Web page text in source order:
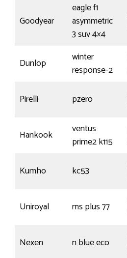
Goodyear
eagle f1
asymmetric
3 suv 4×4
Dunlop
winter
response-2
Pirelli pzero
Hankook
ventus
prime2 k115
Kumho kc53
Uniroyal ms plus 77
Nexen n blue eco